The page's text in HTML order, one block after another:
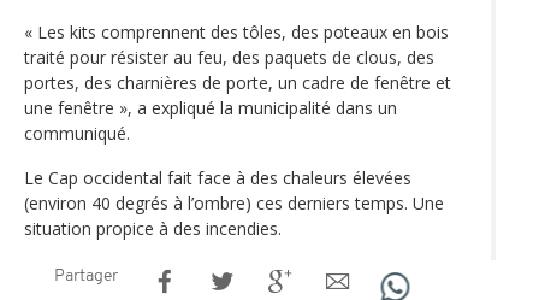
« Les kits comprennent des tôles, des poteaux en bois
traité pour résister au feu, des paquets de clous, des
portes, des charnières de porte, un cadre de fenêtre et
une fenêtre », a expliqué la municipalité dans un
communiqué.
Le Cap occidental fait face à des chaleurs élevées
(environ 40 degrés à l’ombre) ces derniers temps. Une
situation propice à des incendies.
Partager